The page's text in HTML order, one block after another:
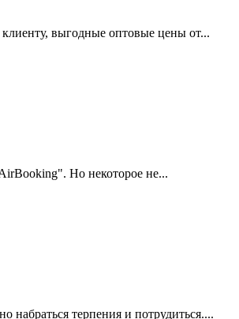
выгодные оптовые цены от...
Но некоторое не...
набраться терпения и потрудиться....